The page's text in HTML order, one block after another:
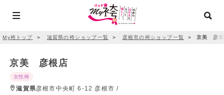
My袴トップ ＞ 滋賀県の袴ショップ一覧 ＞ 彦根市の袴ショップ一覧 ＞ 京美 彦
京美 彦根店
女性袴
滋賀県彦根市中央町 6-12 彦根市 /